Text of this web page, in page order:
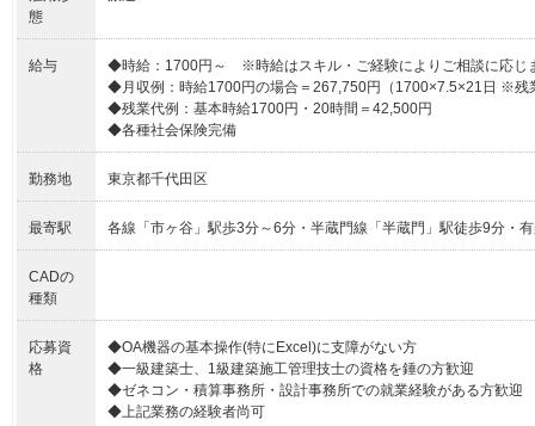
態
給与
◆時給：1700円～ ※時給はスキル・ご経験によりご相談に応じ
◆月収例：時給1700円の場合＝267,750円（1700×7.5×21日 ※残
◆残業代例：基本時給1700円・20時間＝42,500円
◆各種社会保険完備
勤務地 東京都千代田区
最寄駅 各線「市ヶ谷」駅歩3分～6分・半蔵門線「半蔵門」駅徒歩9分・
CADの
種類
応募資
格
◆OA機器の基本操作(特にExcel)に支障がない方
◆一級建築士、1級建築施工管理技士の資格を錘の方歓迎
◆ゼネコン・積算事務所・設計事務所での就業経験がある方歓迎
◆上記業務の経験者尚可